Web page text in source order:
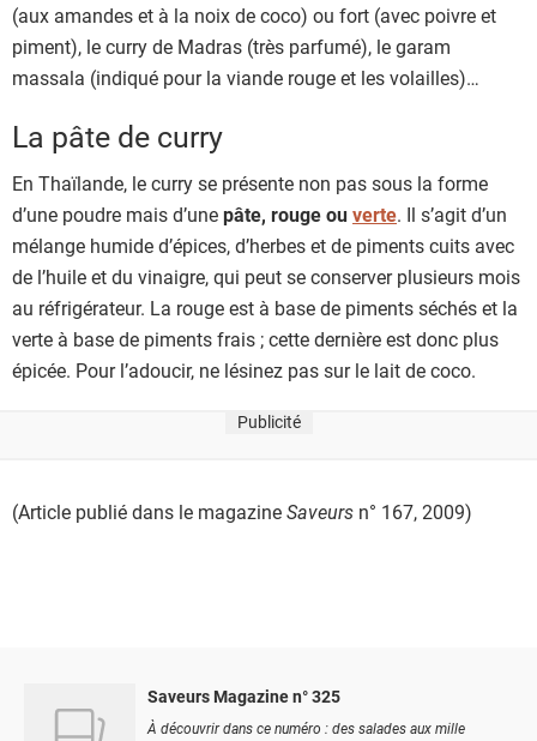
(aux amandes et à la noix de coco) ou fort (avec poivre et
piment), le curry de Madras (très parfumé), le garam
massala (indiqué pour la viande rouge et les volailles)…
La pâte de curry
En Thaïlande, le curry se présente non pas sous la forme
d’une poudre mais d’unepâte, rouge ouverte. Il s’agit d’un
mélange humide d’épices, d’herbes et de piments cuits avec
de l’huile et du vinaigre, qui peut se conserver plusieurs mois
au réfrigérateur. La rouge est à base de piments séchés et la
verte à base de piments frais ; cette dernière est donc plus
épicée. Pour l’adoucir, ne lésinez pas sur le lait de coco.
Publicité
(Article publié dans le magazineSaveurs n° 167, 2009)
Saveurs Magazine n° 325
À découvrir dans ce numéro : des salades aux mille